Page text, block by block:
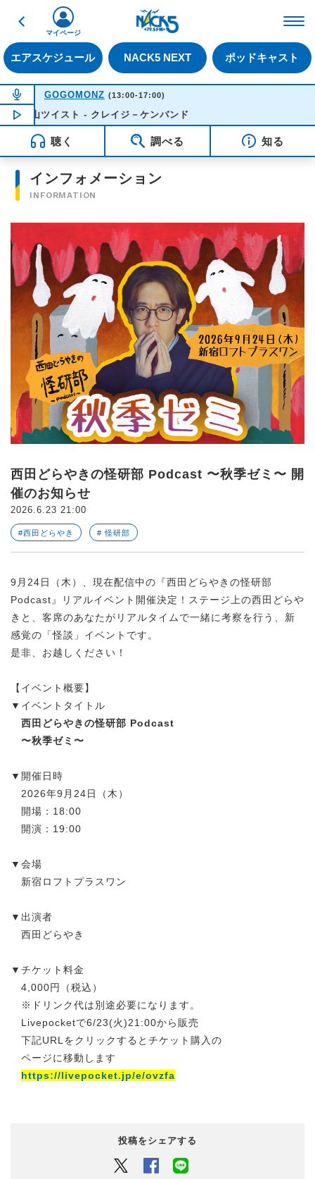
戻る
エアスケジュール NACK5 NEXT ポッドキャスト
マイページ
NOW ON AIR
GOGOMONZ (13:00-17:00)
NOW PLAYING15:17
葉山ツイスト - クレイジ－ケンバンド
聴く 調べる 知る
インフォメーション
INFORMATION
西田どらやきの怪研部 Podcast 〜秋季ゼミ〜 開
催のお知らせ
2026.6.23 21:00
#西田どらやき # 怪研部
9月24日（木）、現在配信中の『西田どらやきの怪研部
Podcast』リアルイベント開催決定！ステージ上の西田どらや
きと、客席のあなたがリアルタイムで一緒に考察を行う、新
感覚の「怪談」イベントです。
是非、お越しください！
【イベント概要】
▼イベントタイトル
西田どらやきの怪研部 Podcast
〜秋季ゼミ〜
▼開催日時
2026年9月24日（木）
開場：18:00
開演：19:00
▼会場
新宿ロフトプラスワン
▼出演者
西田どらやき
▼チケット料金
4,000円（税込）
※ドリンク代は別途必要になります。
Livepocketで6/23(火)21:00から販売
下記URLをクリックするとチケット購入の
ページに移動します
https://livepocket.jp/e/ovzfa
投稿をシェアする
Twitter Facebook